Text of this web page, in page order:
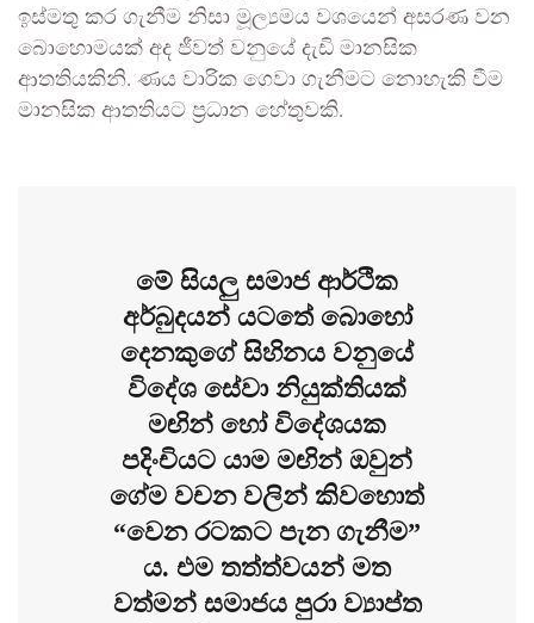
ඉස්මතු කර ගැනීම නිසා මූල්‍යමය වශයෙන් අසරණ වන
බොහොමයක් අද ජීවත් වනුයේ දැඩි මානසික
ආතතියකිනි. ණය වාරික ගෙවා ගැනීමට නොහැකි වීම
මානසික ආතතියට ප්‍රධාන හේතුවකි.
​මේ සියලු සමාජ ආර්ථික
අර්බුදයන් යටතේ බොහෝ
දෙනකුගේ සිහිනය වනුයේ
විදේශ සේවා නියුක්තියක්
මඟින් හෝ විදේශයක
පදිංචියට යාම මඟින් ඔවුන්
ගේම වචන වලින් කිවහොත්
“වෙන රටකට පැන ගැනීම”
ය. එම තත්ත්වයන් මත
වත්මන් සමාජය පුරා ව්‍යාප්ත